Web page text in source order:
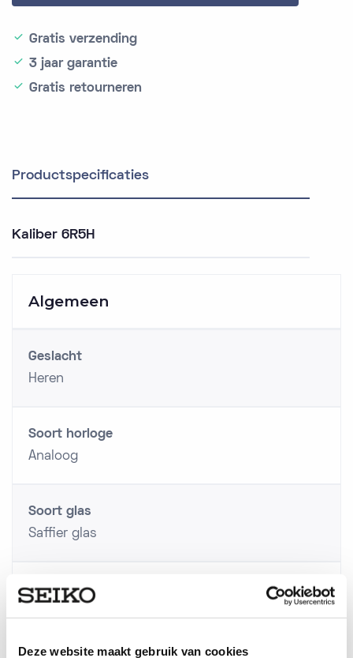
Deze website maakt gebruik van cookies
Gratis verzending
3 jaar garantie
Gratis retourneren
Productspecificaties
Kaliber 6R5H
Algemeen
Geslacht
Heren
Soort horloge
Analoog
Soort glas
Saffier glas
Techniek